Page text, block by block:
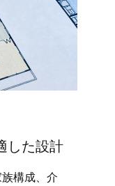
した設計
構成、介